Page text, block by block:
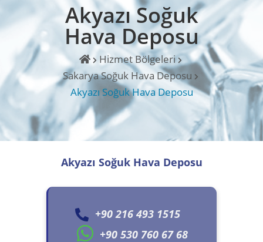
Akyazı Soğuk
Hava Deposu
Hizmet Bölgeleri
Sakarya Soğuk Hava Deposu
Akyazı Soğuk Hava Deposu
Akyazı Soğuk Hava Deposu
+90 216 493 1515
+90 530 760 67 68